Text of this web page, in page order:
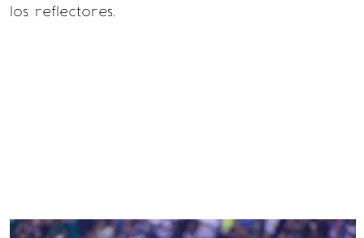
los reflectores.